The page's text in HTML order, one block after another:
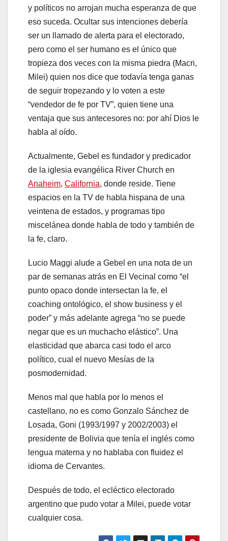
y políticos no arrojan mucha esperanza de que
eso suceda. Ocultar sus intenciones debería
ser un llamado de alerta para el electorado,
pero como el ser humano es el único que
tropieza dos veces con la misma piedra (Macri,
Milei) quien nos dice que todavía tenga ganas
de seguir tropezando y lo voten a este
“vendedor de fe por TV”, quien tiene una
ventaja que sus antecesores no: por ahí Dios le
habla al oído.
Actualmente, Gebel es fundador y predicador
de la iglesia evangélica River Church en
Anaheim, California, donde reside. Tiene
espacios en la TV de habla hispana de una
veintena de estados, y programas tipo
miscelánea donde habla de todo y también de
la fe, claro.
Lucio Maggi alude a Gebel en una nota de un
par de semanas atrás en El Vecinal como “el
punto opaco donde intersectan la fe, el
coaching ontológico, el show business y el
poder” y más adelante agrega “no se puede
negar que es un muchacho elástico”. Una
elasticidad que abarca casi todo el arco
político, cual el nuevo Mesías de la
posmodernidad.
Menos mal que habla por lo menos el
castellano, no es como Gonzalo Sánchez de
Losada, Goni (1993/1997 y 2002/2003) el
presidente de Bolivia que tenía el inglés como
lengua materna y no hablaba con fluidez el
idioma de Cervantes.
Después de todo, el ecléctico electorado
argentino que pudo votar a Milei, puede votar
cualquier cosa.